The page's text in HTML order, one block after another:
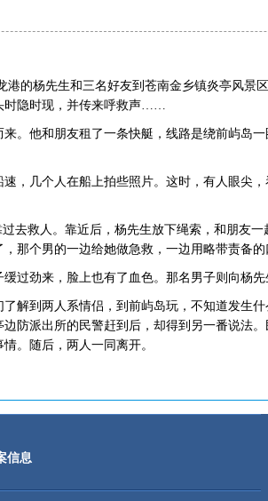
港的杨先生和三名好友到苍南金乡镇炎亭风景
时隐时现，并传来呼救声……
。他和朋友租了一条快艇，线路是绕前屿岛
，几个人在船上拍些照片。这时，有人眼尖
去救人。靠近后，杨先生放下绳索，和朋友
那个男的一边给她做急救，一边用略带责备
过劲来，脸上也有了血色。那名男子则向杨先
解到两人系情侣，到前屿岛玩，不知道发生
防派出所的民警赶到后，却得到另一番说法
。随后，两人一同离开。
信息